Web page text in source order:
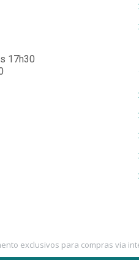
17h30
exclusivos para compras via